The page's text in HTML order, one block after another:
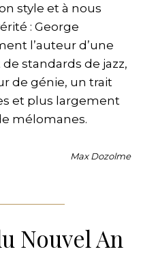
style et à nous
: George
l’auteur d’une
standards de jazz,
de génie, un trait
et plus largement
mélomanes.
Max Dozolme
Nouvel An